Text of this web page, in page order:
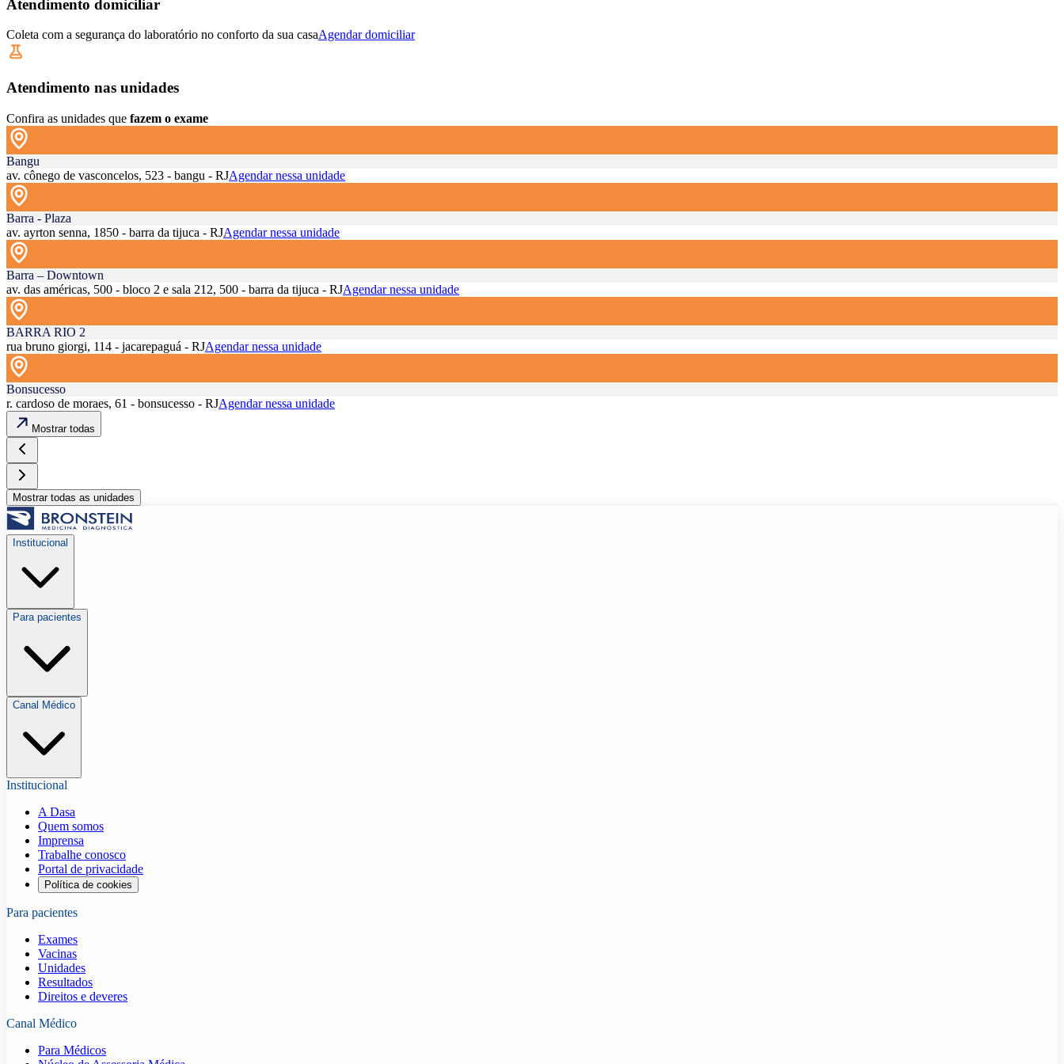
Atendimento domiciliar
Coleta com a segurança do laboratório no conforto da sua casaAgendar domiciliar
Atendimento nas unidades
Confira as unidades que fazem o exame
Bangu
av. cônego de vasconcelos, 523 - bangu - RJAgendar nessa unidade
Barra - Plaza
av. ayrton senna, 1850 - barra da tijuca - RJAgendar nessa unidade
Barra – Downtown
av. das américas, 500 - bloco 2 e sala 212, 500 - barra da tijuca - RJAgendar nessa unidade
BARRA RIO 2
rua bruno giorgi, 114 - jacarepaguá - RJAgendar nessa unidade
Bonsucesso
r. cardoso de moraes, 61 - bonsucesso - RJAgendar nessa unidade
Mostrar todas
Mostrar todas as unidades
Institucional
Para pacientes
Canal Médico
Institucional
A Dasa
Quem somos
Imprensa
Trabalhe conosco
Portal de privacidade
Política de cookies
Para pacientes
Exames
Vacinas
Unidades
Resultados
Direitos e deveres
Canal Médico
Para Médicos